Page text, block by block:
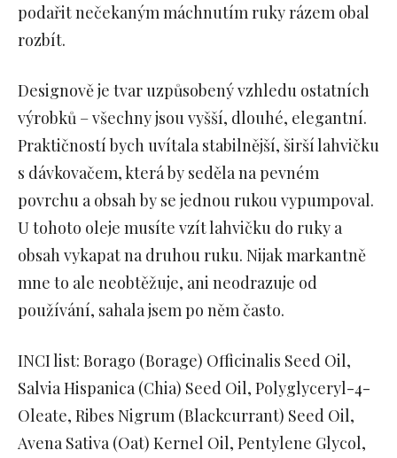
podařit nečekaným máchnutím ruky rázem obal
rozbít.
Designově je tvar uzpůsobený vzhledu ostatních
výrobků – všechny jsou vyšší, dlouhé, elegantní.
Praktičností bych uvítala stabilnější, širší lahvičku
s dávkovačem, která by seděla na pevném
povrchu a obsah by se jednou rukou vypumpoval.
U tohoto oleje musíte vzít lahvičku do ruky a
obsah vykapat na druhou ruku. Nijak markantně
mne to ale neobtěžuje, ani neodrazuje od
používání, sahala jsem po něm často.
INCI list: Borago (Borage) Officinalis Seed Oil,
Salvia Hispanica (Chia) Seed Oil, Polyglyceryl-4-
Oleate, Ribes Nigrum (Blackcurrant) Seed Oil,
Avena Sativa (Oat) Kernel Oil, Pentylene Glycol,